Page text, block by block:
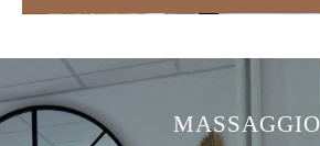
MASSAGGIO